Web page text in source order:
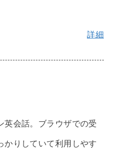
詳細
英会話。ブラウザでの受
かりしていて利用しやす